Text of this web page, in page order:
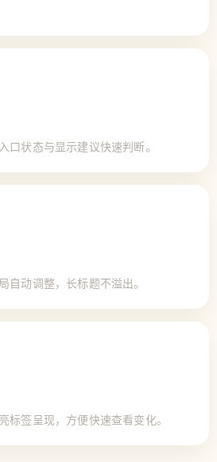
口状态与显示建议快速判断。
自动调整，长标题不溢出。
标签呈现，方便快速查看变化。